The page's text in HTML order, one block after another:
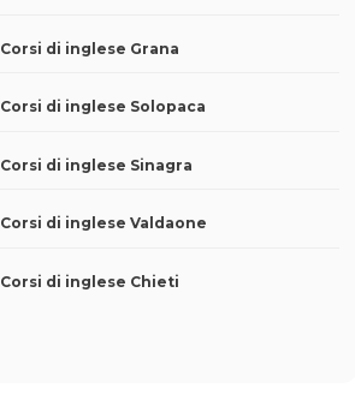
Corsi di inglese Grana
Corsi di inglese Solopaca
Corsi di inglese Sinagra
Corsi di inglese Valdaone
Corsi di inglese Chieti